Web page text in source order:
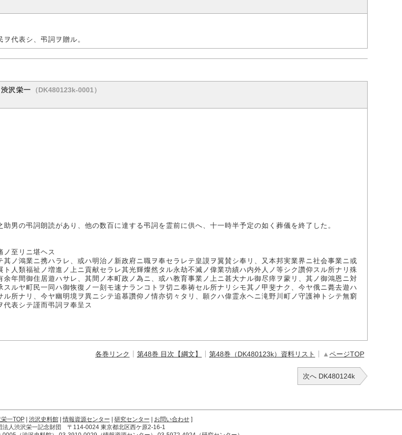
代表シ、弔詞ヲ贈ル。
沢栄一
（DK480123k-0001）
男の弔詞朗読があり、他の数百に達する弔詞を霊前に供へ、十一時半予定の如く葬儀を終了した。
ノ至リニ堪ヘス
ノ鴻業ニ携ハラレ、或ハ明治ノ新政府ニ職ヲ奉セラレテ皇謨ヲ翼賛シ奉リ、又本邦実業界ニ社会事業ニ或
人類福祉ノ増進ノ上ニ貢献セラレ其光輝燦然タル永劫不滅ノ偉業功績ハ内外人ノ等シク讚仰スル所ナリ殊
年間御住居遊ハサレ、其間ノ本町政ノ為ニ、或ハ教育事業ノ上ニ甚大ナル御尽瘁ヲ蒙リ、其ノ御鴻恩ニ対
ルヤ町民一同ハ御恢復ノ一刻モ速ナランコトヲ切ニ奉祷セル所ナリシモ其ノ甲斐ナク、今ヤ俄ニ薨去遊ハ
所ナリ、今ヤ幽明境ヲ異ニシテ追慕讚仰ノ情亦切々タリ、願クハ偉霊永ヘニ滝野川町ノ守護神トシテ無窮
代表シテ謹而弔詞ヲ奉呈ス
各巻リンク 第48巻 目次【綱文】 第48巻（DK480123k）資料リスト ▲ページTOP
次へ DK480124k
一TOP| 渋沢史料館|情報資源センター 研究センター お問い合わせ]
法人渋沢栄一記念財団 〒114-0024 東京都北区西ケ原2-16-1